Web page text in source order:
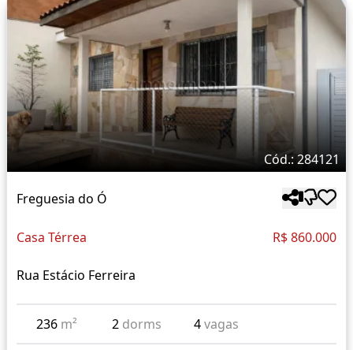
Cód.: 284121
Freguesia do Ó
Casa Térrea R$ 860.000
Rua Estácio Ferreira
236 m² 2 dorms 4vagas